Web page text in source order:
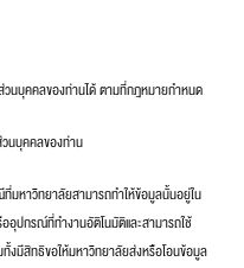
บุคคลของท่านได้ ตามที่กฎหมายกำหนด
นบุคคลของท่าน
าวิทยาลัยสามารถทำให้ข้อมูลนั้นอยู่ใน
ออุปกรณ์ที่ทำงานอัติโนมัติและสามารถใช้
งมีสิทธิขอให้มหาวิทยาลัยส่งหรือโอนข้อมูล